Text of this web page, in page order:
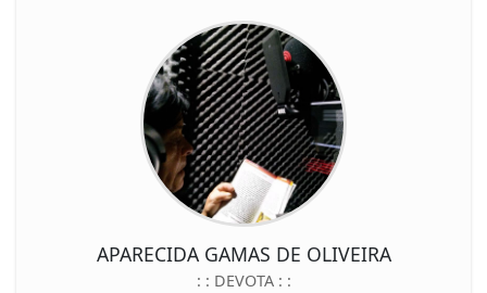
APARECIDA GAMAS DE OLIVEIRA
: : DEVOTA : :